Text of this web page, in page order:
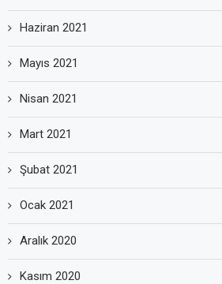
Haziran 2021
Mayıs 2021
Nisan 2021
Mart 2021
Şubat 2021
Ocak 2021
Aralık 2020
Kasım 2020